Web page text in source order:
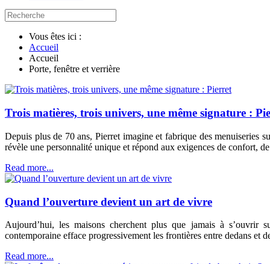
Vous êtes ici :
Accueil
Accueil
Porte, fenêtre et verrière
Trois matières, trois univers, une même signature :
Depuis plus de 70 ans, Pierret imagine et fabrique des
révèle une personnalité unique et répond aux exigences de confort,
Read more...
Quand l’ouverture devient un art de vivre
Aujourd’hui, les maisons cherchent plus que jamais à s’ouvrir
contemporaine efface progressivement les frontières entre dedans et
Read more...